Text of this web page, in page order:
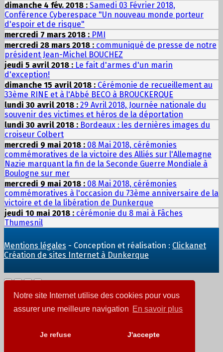
Notre site Internet utilise des cookies pour vous
assurer une meilleure navigation En savoir plus
Je refuse J'accepte
dimanche 4 fév. 2018 : Samedi 03 Février 2018,
Conférence Cyberespace "Un nouveau monde porteur
d'espoir et de risque"
mercredi 7 mars 2018 : PMI
mercredi 28 mars 2018 : communiqué de presse de notre
président Jean-Michel BOUCHEZ
jeudi 5 avril 2018 : Le fait d'armes d'un marin
d'exception!
dimanche 15 avril 2018 : Cérémonie de recueillement au
33ème RINE et à l'Abbé BECO à BROUCKERQUE
lundi 30 avril 2018 : 29 Avril 2018, Journée nationale du
souvenir des victimes et héros de la déportation
lundi 30 avril 2018 : Bordeaux : les dernières images du
croiseur Colbert
mercredi 9 mai 2018 : 08 Mai 2018, cérémonies
commémoratives de la victoire des Alliés sur l'Allemagne
Nazie marquant la fin de la Seconde Guerre Mondiale à
Boulogne sur mer
mercredi 9 mai 2018 : 08 Mai 2018, cérémonies
commémoratives à l'occasion du 73ème anniversaire de la
victoire et de la libération de Dunkerque
jeudi 10 mai 2018 : cérémonie du 8 mai à Fâches
Thumesnil
Mentions légales - Conception et réalisation : Clickanet
Création de sites Internet à Dunkerque
Ajout au panier
Vos billets ont été ajoutés à votre panier d'achat.